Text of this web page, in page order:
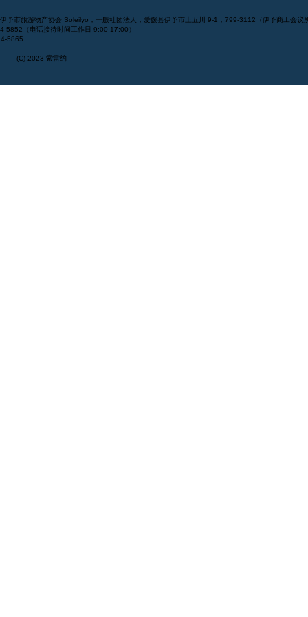
(C) 2023 索雷约
予市旅游物产协会 Soleilyo，一般社团法人，爱媛县伊予市上五川 9-1，799-3112（伊予商工会议
5852（电话接待时间工作日 9:00-17:00）
5865